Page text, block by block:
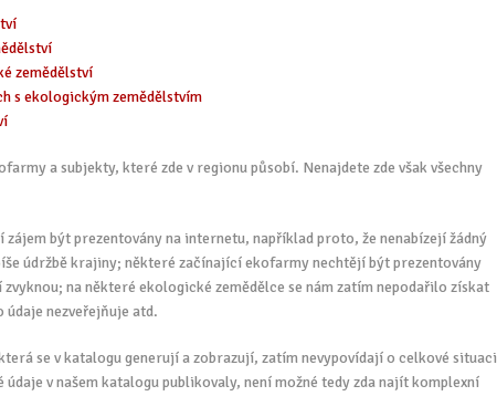
zemědělství
s ekologickým zemědělstvím
a subjekty, které zde v regionu působí. Nenajdete zde však všechny
být prezentovány na internetu, například proto, že nenabízejí žádný
údržbě krajiny; některé začínající ekofarmy nechtějí být prezentovány
na některé ekologické zemědělce se nám zatím nepodařilo získat
nezveřejňuje atd.
se v katalogu generují a zobrazují, zatím nevypovídají o celkové situaci
v našem katalogu publikovaly, není možné tedy zda najít komplexní